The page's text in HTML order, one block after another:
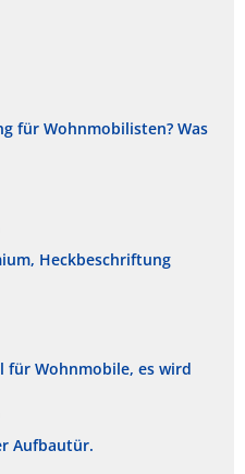
für Wohnmobilisten? Was
Heckbeschriftung
für Wohnmobile, es wird
Aufbautür.